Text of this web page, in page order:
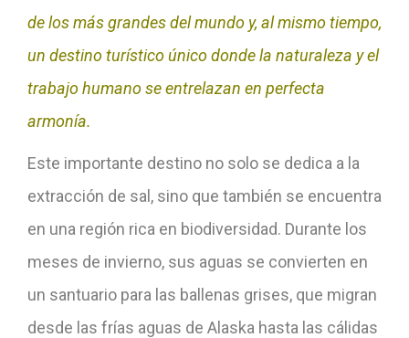
de los más grandes del mundo y, al mismo tiempo,
un destino turístico único donde la naturaleza y el
trabajo humano se entrelazan en perfecta
armonía.
Este importante destino no solo se dedica a la
extracción de sal, sino que también se encuentra
en una región rica en biodiversidad. Durante los
meses de invierno, sus aguas se convierten en
un santuario para las ballenas grises, que migran
desde las frías aguas de Alaska hasta las cálidas